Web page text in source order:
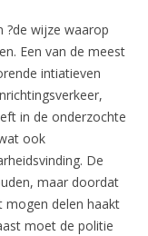
?de wijze waarop
Een van de meest
intiatieven
in de onderzochte
ook
De
maar doordat
mogen delen haakt
moet de politie